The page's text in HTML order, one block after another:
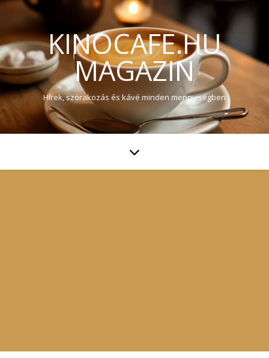
KINOCAFE.HU
MAGAZIN
Hírek, szórakozás és kávé minden mennyiségben